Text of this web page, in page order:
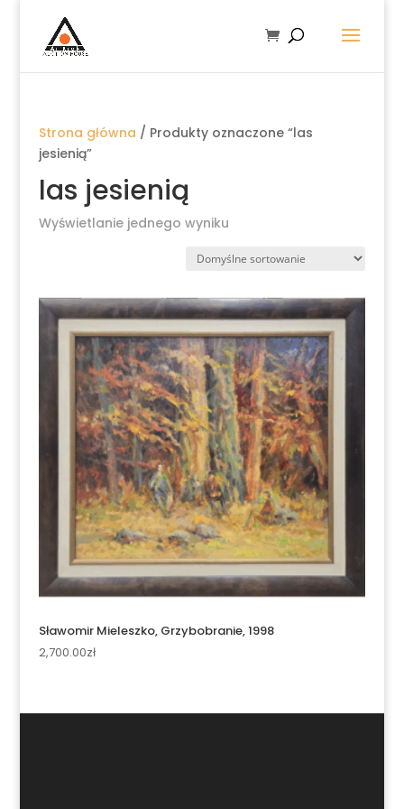
Strona główna / Produkty oznaczone “las
jesienią”
las jesienią
Wyświetlanie jednego wyniku
Sławomir Mieleszko, Grzybobranie, 1998
2,700.00zł